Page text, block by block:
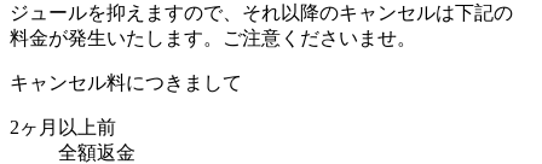
ジュールを抑えますので、それ以降のキャンセルは下記の
料金が発生いたします。ご注意くださいませ。
キャンセル料につきまして
2ヶ月以上前
全額返金